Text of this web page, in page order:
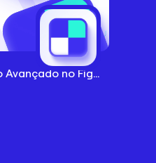
UnfigShadow - Sombreamento Avançado no Figma